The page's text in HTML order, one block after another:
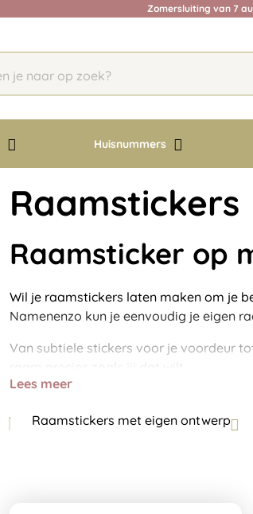
Zomersluiting van 7
Huisnummers
Raamstickers
Raamsticker op
Wil je raamstickers laten maken om je
Namenenzo kun je eenvoudig je eigen
Van subtiele stickers voor je voordeur
Lees meer
Raamstickers met eigen ontwerp